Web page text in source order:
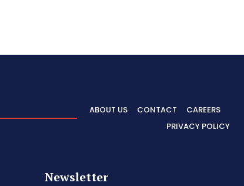
ABOUT US CONTACT
CAREERS
PRIVACY POLICY
Newsletter